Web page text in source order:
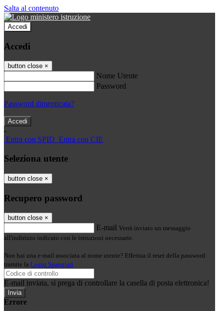
Salta al contenuto
Accedi
Accedi
button close ×
Nome Utente
Password
Password dimenticata?
-
Entra con SPID Entra con CIE
Seleziona utente
button close ×
Recupero password
button close ×
E-mail Verrà inviato un messaggio
all'indirizzo indicato con le istruzioni necessarie.
Non hai una e-mail associata al nome utente? Effettua il reset della password
tramite la Login Spaggiari
E-mail inviata, si prega di controllare la casella di posta elettronica!
Errore